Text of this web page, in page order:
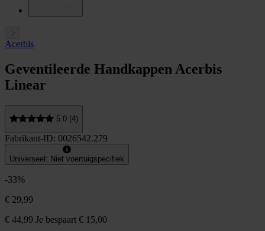
Acerbis
Geventileerde Handkappen Acerbis
Linear
5.0 (4)
Fabrikant-ID: 0026542.279
Universeel: Niet voertuigspecifiek
-33%
€ 29,99
€ 44,99 Je bespaart € 15,00